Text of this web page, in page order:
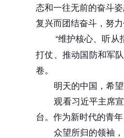
态和一往无前的奋斗
复兴而团结奋斗，努
“维护核心、听从
打仗、推动国防和军
卷。
明天的中国，希望
观看习近平主席
台。作为新时代的青
众望所归的领袖